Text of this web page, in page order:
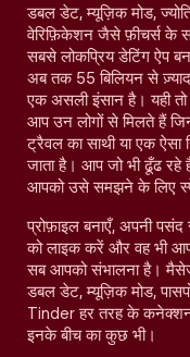
डबल डेट, म्यूज़िक मोड,
वेरिफ़िकेशन जैसे फ़ीचर्स के
सबसे लोकप्रिय डेटिंग ऐप
अब तक 55 बिलियन से
एक असली इंसान है। यही
आप उन लोगों से मिलते हैं
ट्रैवल का साथी या एक
जाता है। आप जो भी ढूँढ रहे
आपको उसे समझने के लिए
प्रोफ़ाइल बनाएँ, अपनी
को लाइक करें और वह भी
सब आपको संभालना है।
डबल डेट, म्यूज़िक मोड,
Tinder हर तरह के कनेक्शन
इनके बीच का कुछ भी।